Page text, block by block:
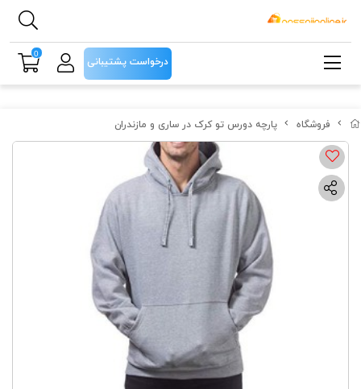
فروشگاه پارچه دورس تو کرک در ساری و مازندران
درخواست پشتیبانی
0